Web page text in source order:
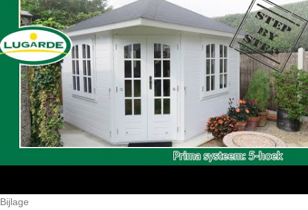
Bijlage